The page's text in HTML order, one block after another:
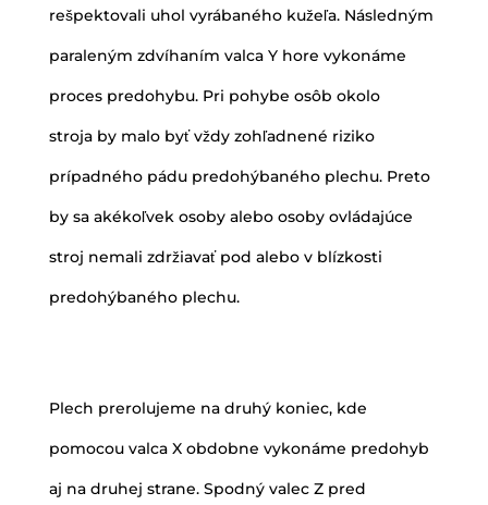
rešpektovali uhol vyrábaného kužeľa. Následným
paraleným zdvíhaním valca Y hore vykonáme
proces predohybu. Pri pohybe osôb okolo
stroja by malo byť vždy zohľadnené riziko
prípadného pádu predohýbaného plechu. Preto
by sa akékoľvek osoby alebo osoby ovládajúce
stroj nemali zdržiavať pod alebo v blízkosti
predohýbaného plechu.
Plech prerolujeme na druhý koniec, kde
pomocou valca X obdobne vykonáme predohyb
aj na druhej strane. Spodný valec Z pred